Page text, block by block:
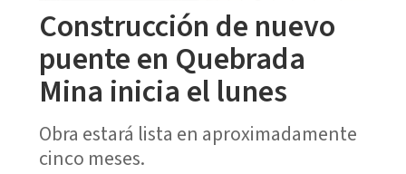
Construcción de nuevo
puente en Quebrada
Mina inicia el lunes
Obra estará lista en aproximadamente
cinco meses.